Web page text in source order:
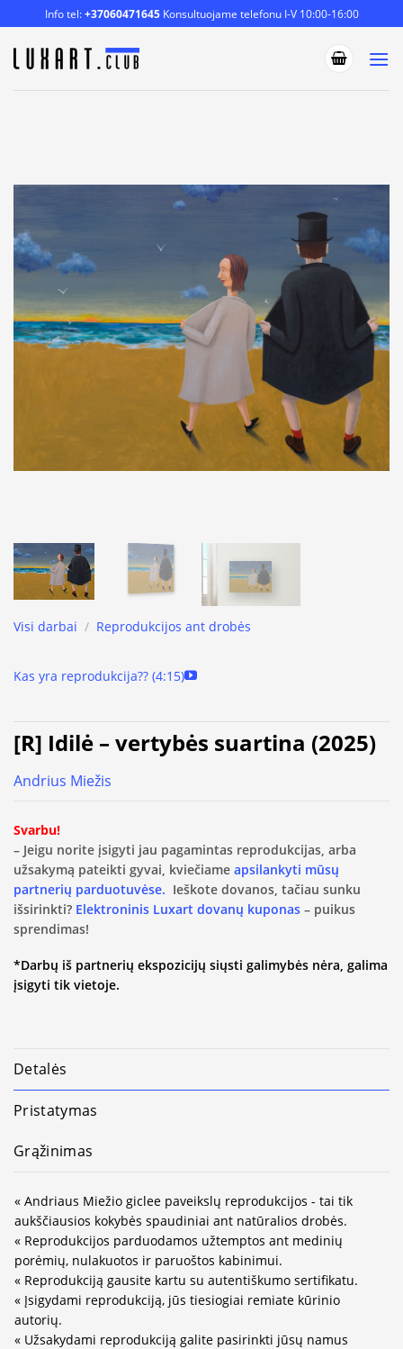
to
content
Info tel:+37060471645Konsultuojame telefonu I-V 10:00-16:00
Visi darbai / Reprodukcijos ant drobės
Kas yra reprodukcija?? (4:15)
[R] Idilė – vertybės suartina (2025)
Andrius Miežis
Svarbu!
– Jeigu norite įsigyti jau pagamintas reprodukcijas, arba
užsakymą pateikti gyvai, kviečiame apsilankyti mūsų
partnerių parduotuvėse. Ieškote dovanos, tačiau sunku
išsirinkti? Elektroninis Luxart dovanų kuponas – puikus
sprendimas!
*Darbų iš partnerių ekspozicijų siųsti galimybės nėra, galima
įsigyti tik vietoje.
Detalės
Pristatymas
Grąžinimas
« Andriaus Miežio giclee paveikslų reprodukcijos - tai tik
aukščiausios kokybės spaudiniai ant natūralios drobės.
« Reprodukcijos parduodamos užtemptos ant medinių
porėmių, nulakuotos ir paruoštos kabinimui.
« Reprodukciją gausite kartu su autentiškumo sertifikatu.
« Įsigydami reprodukciją, jūs tiesiogiai remiate kūrinio
autorių.
« Užsakydami reprodukciją galite pasirinkti jūsų namus